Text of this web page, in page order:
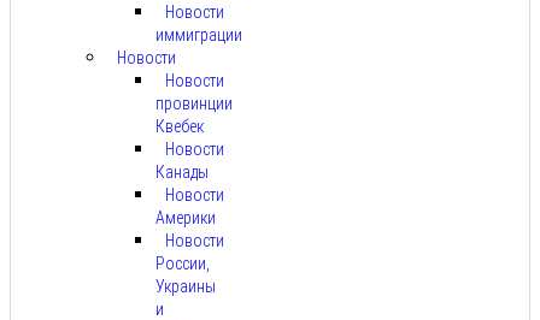
Новости
иммиграции
Новости
Новости
провинции
Квебек
Новости
Канады
Новости
Америки
Новости
России,
Украины
и